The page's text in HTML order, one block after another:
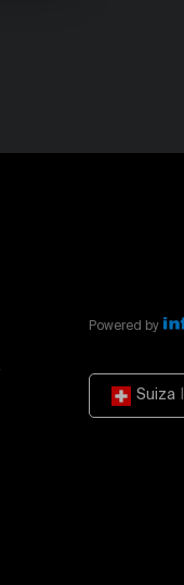
Powered by
Suiza